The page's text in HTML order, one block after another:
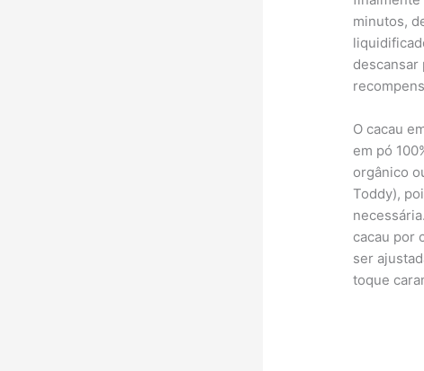
minutos,
descansar
O cacau
em pó
orgânico
Toddy),
cacau por
ser
toque